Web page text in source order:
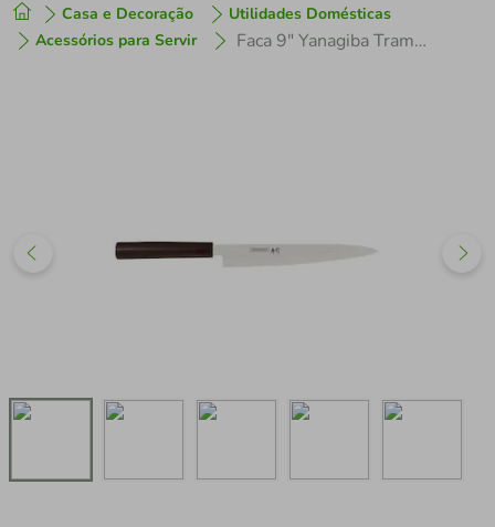
Casa e Decoração
Utilidades Domésticas
Acessórios para Servir
Faca 9" Yanagiba Tramontina Sushi Silver em Aço Inox - Marrom
1º tenis